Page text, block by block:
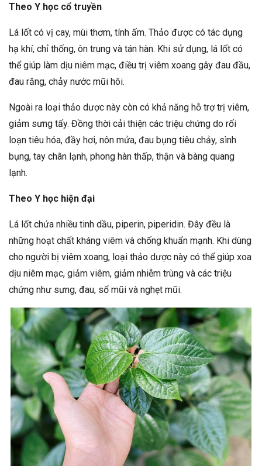
Theo Y học cổ truyền
Lá lốt có vị cay, mùi thơm, tính ấm. Thảo được có tác dụng
hạ khí, chỉ thống, ôn trung và tán hàn. Khi sử dụng, lá lốt có
thể giúp làm dịu niêm mạc, điều trị viêm xoang gây đau đầu,
đau răng, chảy nước mũi hôi.
Ngoài ra loại thảo dược này còn có khả năng hỗ trợ trị viêm,
giảm sưng tấy. Đồng thời cải thiện các triệu chứng do rối
loạn tiêu hóa, đầy hơi, nôn mửa, đau bụng tiêu chảy, sình
bụng, tay chân lạnh, phong hàn thấp, thận và bàng quang
lạnh.
Theo Y học hiện đại
Lá lốt chứa nhiều tinh dầu, piperin, piperidin. Đây đều là
những hoạt chất kháng viêm và chống khuẩn mạnh. Khi dùng
cho người bị viêm xoang, loại thảo dược này có thể giúp xoa
dịu niêm mạc, giảm viêm, giảm nhiễm trùng và các triệu
chứng như sưng, đau, sổ mũi và nghẹt mũi.